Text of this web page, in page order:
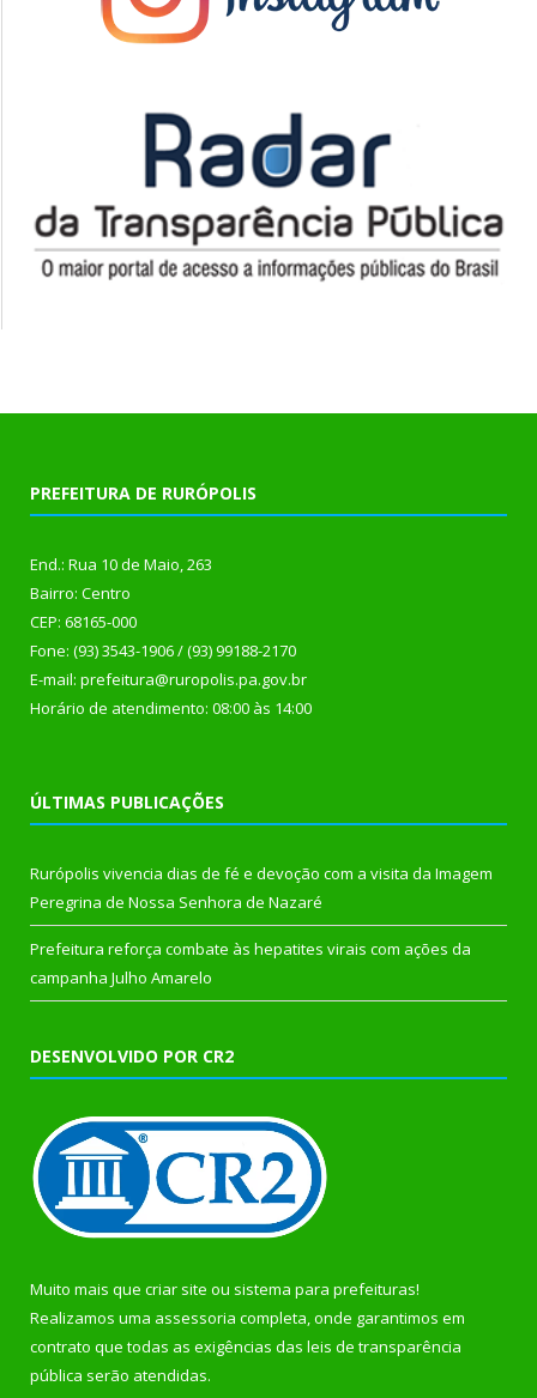
PREFEITURA DE RURÓPOLIS
End.: Rua 10 de Maio, 263
Bairro: Centro
CEP: 68165-000
Fone: (93) 3543-1906 / (93) 99188-2170
E-mail: prefeitura@ruropolis.pa.gov.br
Horário de atendimento: 08:00 às 14:00
ÚLTIMAS PUBLICAÇÕES
Rurópolis vivencia dias de fé e devoção com a visita da Imagem
Peregrina de Nossa Senhora de Nazaré
Prefeitura reforça combate às hepatites virais com ações da
campanha Julho Amarelo
DESENVOLVIDO POR CR2
Muito mais que criar site ou sistema para prefeituras!
Realizamos uma assessoria completa, onde garantimos em
contrato que todas as exigências das leis de transparência
pública serão atendidas.